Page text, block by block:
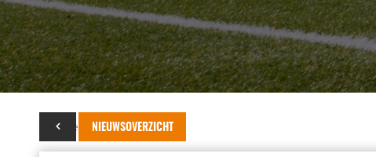
NIEUWSOVERZICHT
23 november 2015